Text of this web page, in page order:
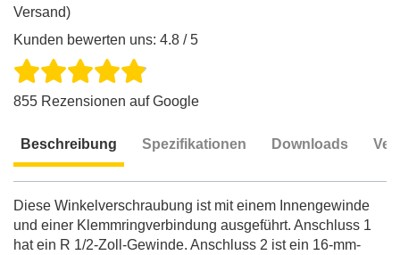
Versand)
Kunden bewerten uns: 4.8 / 5
855 Rezensionen auf Google
Beschreibung Spezifikationen Downloads
Diese Winkelverschraubung ist mit einem Innengewinde
und einer Klemmringverbindung ausgeführt. Anschluss 1
hat ein R 1/2-Zoll-Gewinde. Anschluss 2 ist ein 16-mm-